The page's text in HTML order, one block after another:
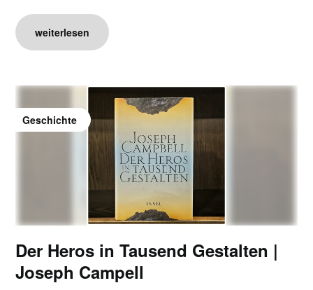
weiterlesen
Geschichte
Der Heros in Tausend Gestalten |
Joseph Campell